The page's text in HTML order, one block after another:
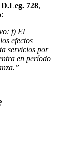
728,
f) El
efectos
servicios por
en período